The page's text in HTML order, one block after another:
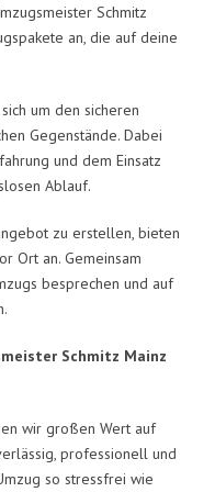
Schmitz
an, die auf deine
um den sicheren
Gegenstände. Dabei
und dem Einsatz
Ablauf.
zu erstellen, bieten
Ort an. Gemeinsam
besprechen und auf
Schmitz Mainz
wir großen Wert auf
professionell und
so stressfrei wie